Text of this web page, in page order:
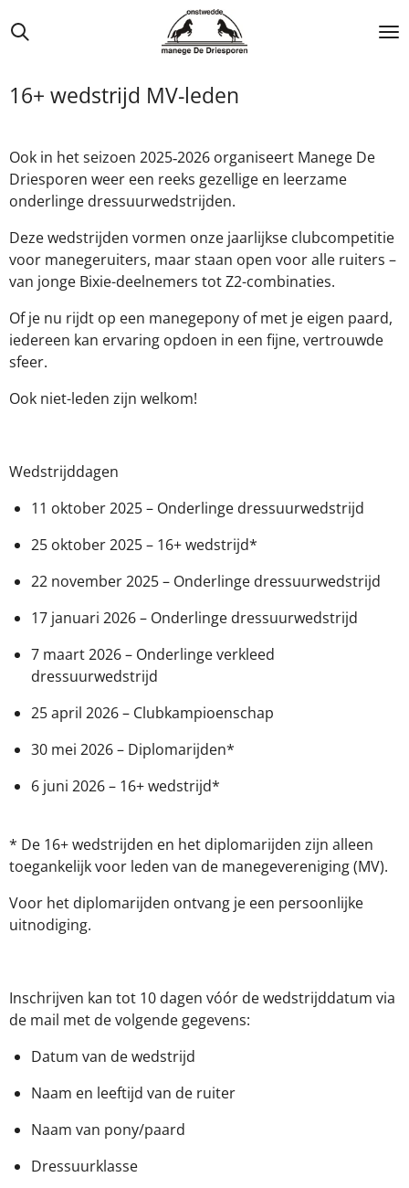
direct
de
hoofdinhoud
16+ wedstrijd MV-leden
Ook in het seizoen 2025‑2026 organiseert Manege De
Driesporen weer een reeks gezellige en leerzame
onderlinge dressuurwedstrijden.
Deze wedstrijden vormen onze jaarlijkse clubcompetitie
voor manegeruiters, maar staan open voor alle ruiters –
van jonge Bixie-deelnemers tot Z2-combinaties.
Of je nu rijdt op een manegepony of met je eigen paard,
iedereen kan ervaring opdoen in een fijne, vertrouwde
sfeer.
Ook niet-leden zijn welkom!
Wedstrijddagen
11 oktober 2025 – Onderlinge dressuurwedstrijd
25 oktober 2025 – 16+ wedstrijd*
22 november 2025 – Onderlinge dressuurwedstrijd
17 januari 2026 – Onderlinge dressuurwedstrijd
7 maart 2026 – Onderlinge verkleed
dressuurwedstrijd
25 april 2026 – Clubkampioenschap
30 mei 2026 – Diplomarijden*
6 juni 2026 – 16+ wedstrijd*
* De 16+ wedstrijden en het diplomarijden zijn alleen
toegankelijk voor leden van de manegevereniging (MV).
Voor het diplomarijden ontvang je een persoonlijke
uitnodiging.
Inschrijven kan tot 10 dagen vóór de wedstrijddatum via
de mail met de volgende gegevens:
Datum van de wedstrijd
Naam en leeftijd van de ruiter
Naam van pony/paard
Dressuurklasse